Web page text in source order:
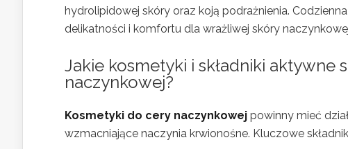
hydrolipidowej skóry oraz koją podrażnienia.
delikatności i komfortu dla wrażliwej skóry
Jakie kosmetyki i składniki aktywne
naczynkowej?
Kosmetyki do cery naczynkowej powinny mieć
wzmacniające naczynia krwionośne. Kluczowe